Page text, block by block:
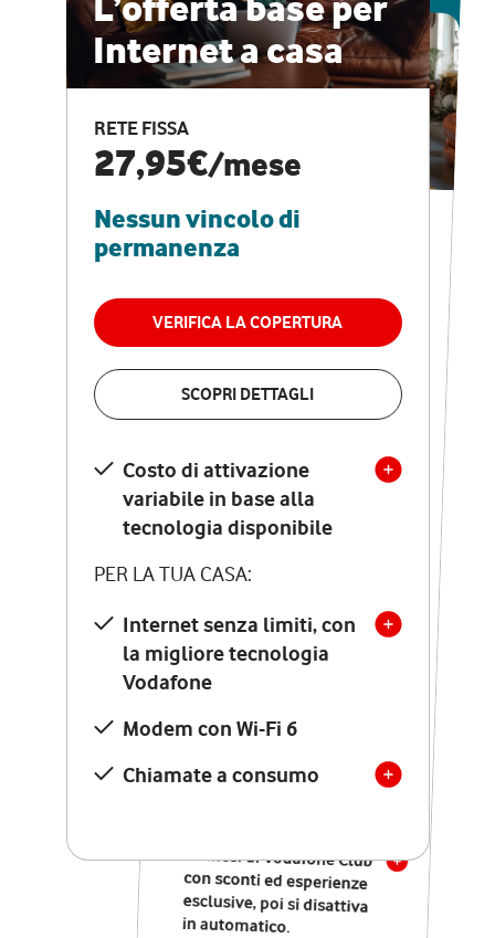
Internet a casa
RETE FISSA
27,95€/mese
Nessun vincolo di
permanenza
VERIFICA LA COPERTURA
SCOPRI DETTAGLI
Costo di attivazione
variabile in base alla
tecnologia disponibile
PER LA TUA CASA:
Internet senza limiti, con
la migliore tecnologia
Vodafone
Modem con Wi-Fi 6
Chiamate a consumo
CASA PRO
Internet veloce e
vantaggi speciali
RETE FISSA + VODAFONE CLUB
29,95€
permanenza
VERIFICA LA COPERTURA
Costo di attivazione
variabile in base alla
tecnologia disponibile
PER LA TUA CASA:
Internet senza limiti, con
la migliore tecnologia
Vodafone
Modem Seven con Wi-Fi 7
Chiamate illimitate verso
numeri fissi e mobili
nazionali
12 mesi di Vodafone Club
con sconti ed esperienze
esclusive, poi si disattiva
in automatico.